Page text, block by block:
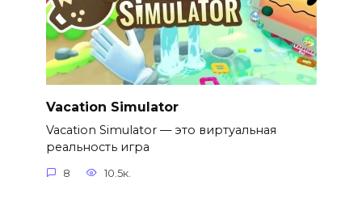
Vacation Simulator
Vacation Simulator — это виртуальная
реальность игра
8 10.5к.